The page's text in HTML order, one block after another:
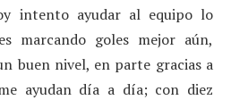
intento ayudar al equipo lo
marcando goles mejor aún,
buen nivel, en parte gracias a
ayudan día a día; con diez